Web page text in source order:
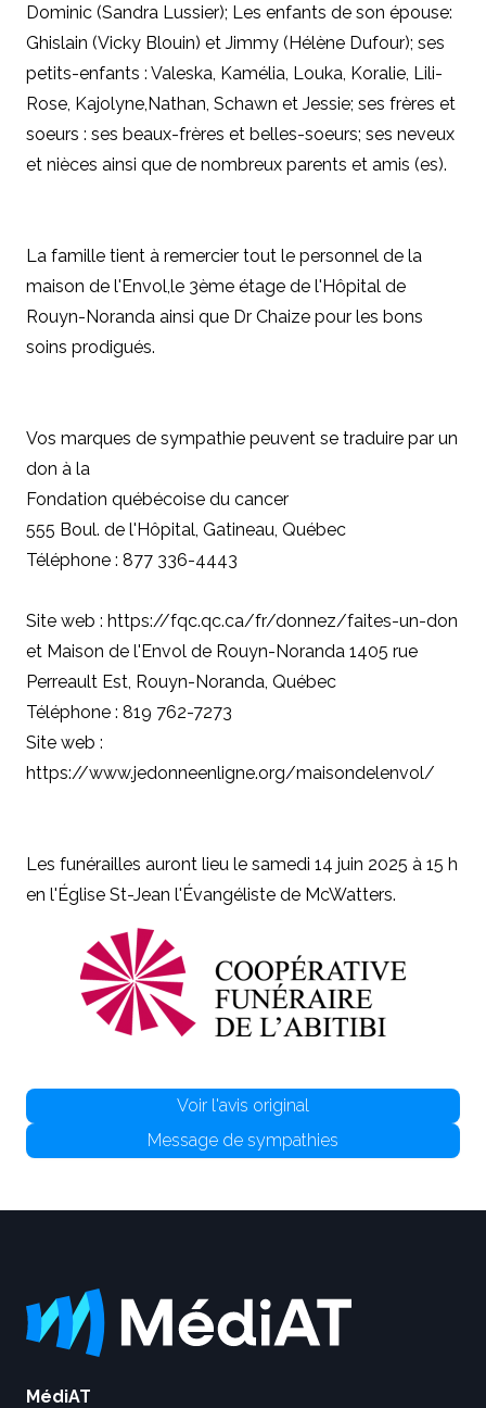
Dominic (Sandra Lussier); Les enfants de son épouse:
Ghislain (Vicky Blouin) et Jimmy (Hélène Dufour); ses
petits-enfants : Valeska, Kamélia, Louka, Koralie, Lili-
Rose, Kajolyne,Nathan, Schawn et Jessie; ses frères et
soeurs : ses beaux-frères et belles-soeurs; ses neveux
et nièces ainsi que de nombreux parents et amis (es).
La famille tient à remercier tout le personnel de la
maison de l'Envol,le 3ème étage de l'Hôpital de
Rouyn-Noranda ainsi que Dr Chaize pour les bons
soins prodigués.
Vos marques de sympathie peuvent se traduire par un
don à la
Fondation québécoise du cancer
555 Boul. de l'Hôpital, Gatineau, Québec
Téléphone : 877 336-4443
Site web : https://fqc.qc.ca/fr/donnez/faites-un-don
et Maison de l'Envol de Rouyn-Noranda 1405 rue
Perreault Est, Rouyn-Noranda, Québec
Téléphone : 819 762-7273
Site web :
https://www.jedonneenligne.org/maisondelenvol/
Les funérailles auront lieu le samedi 14 juin 2025 à 15 h
en l'Église St-Jean l'Évangéliste de McWatters.
Voir l'avis original
Message de sympathies
MédiAT